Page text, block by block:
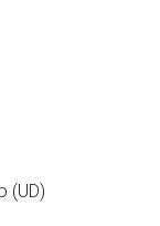
(UD)